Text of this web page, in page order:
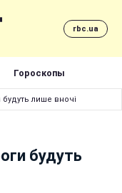
rbc.ua
Гороскопы
лише вночі
будуть